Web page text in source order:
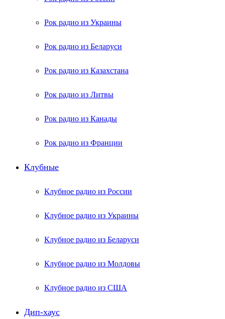
Рок радио из Украины
Рок радио из Беларуси
Рок радио из Казахстана
Рок радио из Литвы
Рок радио из Канады
Рок радио из Франции
Клубные
Клубное радио из России
Клубное радио из Украины
Клубное радио из Беларуси
Клубное радио из Молдовы
Клубное радио из США
Дип-хаус